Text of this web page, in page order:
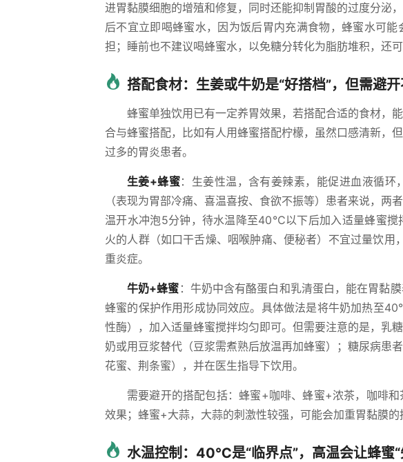
进胃黏膜细胞的增殖和修复，同时还能抑制胃酸的过度分泌
后不宜立即喝蜂蜜水，因为饭后胃内充满食物，蜂蜜水可
担；睡前也不建议喝蜂蜜水，以免糖分转化为脂肪堆积，还
搭配食材：生姜或牛奶是“好搭档”，但需避
蜂蜜单独饮用已有一定养胃效果，若搭配合适的食材，
合与蜂蜜搭配，比如有人用蜂蜜搭配柠檬，虽然口感清新，
过多的胃炎患者。
生姜+蜂蜜：生姜性温，含有姜辣素，能促进血液循
（表现为胃部冷痛、喜温喜按、食欲不振等）患者来说，两
温开水冲泡5分钟，待水温降至40℃以下后加入适量蜂蜜搅
火的人群（如口干舌燥、咽喉肿痛、便秘者）不宜过量饮
重炎症。
牛奶+蜂蜜 ：牛奶中含有酪蛋白和乳清蛋白，能在胃黏
蜂蜜的保护作用形成协同效应。具体做法是将牛奶加热至
性酶），加入适量蜂蜜搅拌均匀即可。但需要注意的是，乳
奶或用豆浆替代（豆浆需煮熟后放温再加蜂蜜）；糖尿病患
花蜜、荆条蜜），并在医生指导下饮用。
需要避开的搭配包括：蜂蜜+咖啡、蜂蜜+浓茶，咖啡
效果；蜂蜜+大蒜，大蒜的刺激性较强，可能会加重胃黏膜的
水温控制：40℃是“临界点”，高温会让蜂蜜“